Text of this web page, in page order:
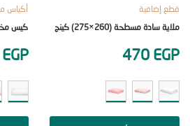
مسطحة (260×275) كينج
470
أكياس مخدات
كيس مخده (40×160)
110